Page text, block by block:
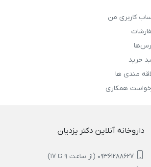
کاربری من
خرید
مندی ها
همکاری
داروخانه آنلاین دکتر یزدیان
09361288627 (از ساعت 9 تا 17)